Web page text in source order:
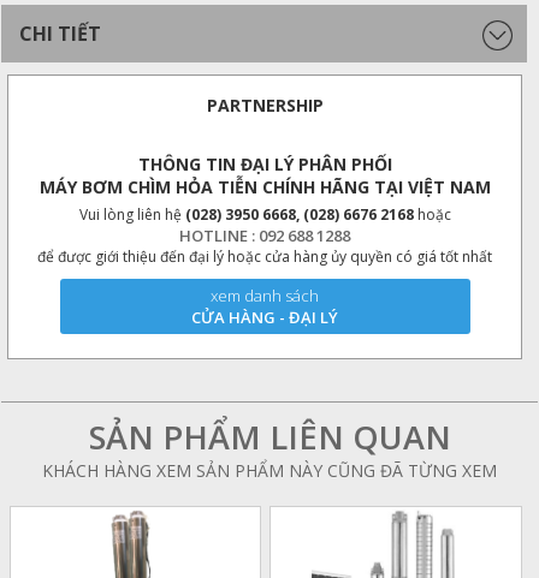
CHI TIẾT
PARTNERSHIP
THÔNG TIN ĐẠI LÝ PHÂN PHỐI
MÁY BƠM CHÌM HỎA TIỄN CHÍNH HÃNG TẠI VIỆT NAM
Vui lòng liên hệ (028) 3950 6668, (028) 6676 2168hoặc
HOTLINE : 092 688 1288
để được giới thiệu đến đại lý hoặc cửa hàng ủy quyền có giá tốt nhất
xem danh sách
CỬA HÀNG - ĐẠI LÝ
SẢN PHẨM LIÊN QUAN
KHÁCH HÀNG XEM SẢN PHẨM NÀY CŨNG ĐÃ TỪNG XEM